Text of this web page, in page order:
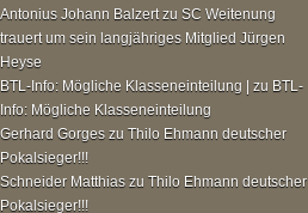
Antonius Johann Balzertzu SC Weitenung
trauert um sein langjähriges Mitglied Jürgen
Heyse
BTL-Info: Mögliche Klasseneinteilung | zu BTL-
Info: Mögliche Klasseneinteilung
Gerhard Gorges zu Thilo Ehmann deutscher
Pokalsieger!!!
Schneider Matthias zu Thilo Ehmann deutscher
Pokalsieger!!!